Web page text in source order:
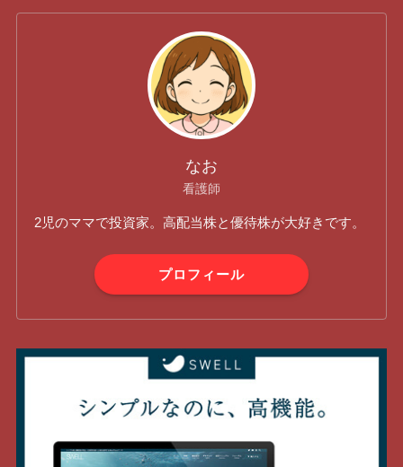
なお
看護師
2児のママで投資家。高配当株と優待株が大好きです。
プロフィール